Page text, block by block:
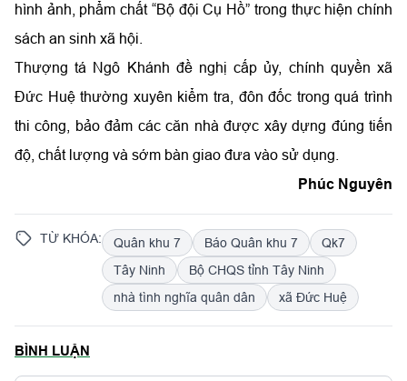
hình ảnh, phẩm chất “Bộ đội Cụ Hồ” trong thực hiện chính
sách an sinh xã hội.
Thượng tá Ngô Khánh đề nghị cấp ủy, chính quyền xã
Đức Huệ thường xuyên kiểm tra, đôn đốc trong quá trình
thi công, bảo đảm các căn nhà được xây dựng đúng tiến
độ, chất lượng và sớm bàn giao đưa vào sử dụng.
Phúc Nguyên
TỪ KHÓA: Quân khu 7 Báo Quân khu 7
Qk7
Tây Ninh
Bộ CHQS tỉnh Tây Ninh
nhà tình nghĩa quân dân
xã Đức Huệ
BÌNH LUẬN